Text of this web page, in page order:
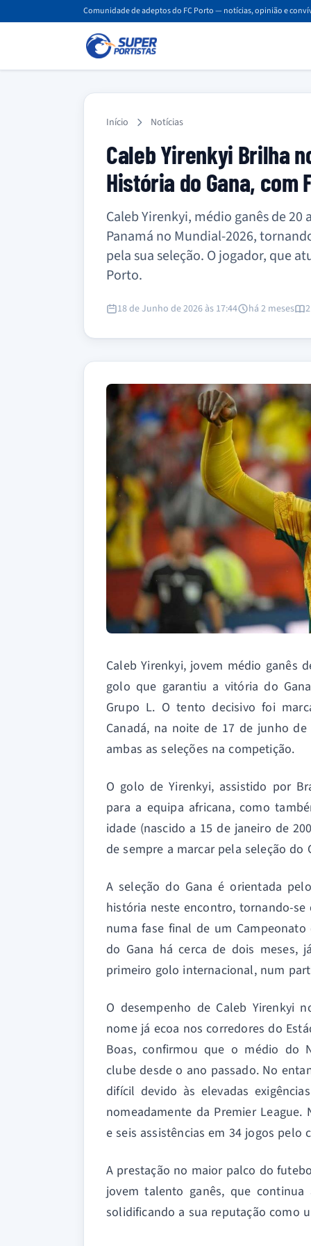
Comunidade de adeptos do FC Porto — notícias, opinião e
Início Notícias
Caleb Yirenkyi Brilha
História do Gana, com
Caleb Yirenkyi, médio ganês de
Panamá no Mundial-2026,
pela sua seleção. O jogador, que
Porto.
18 de Junho de 2026 às 17:44 há 2 meses
Caleb Yirenkyi, jovem médio ganês
golo que garantiu a vitória do
Grupo L. O tento decisivo foi
Canadá, na noite de 17 de junho
ambas as seleções na competição.
O golo de Yirenkyi, assistido por
para a equipa africana, como
idade (nascido a 15 de janeiro de
de sempre a marcar pela seleção do
A seleção do Gana é orientada
história neste encontro, tornando-
numa fase final de um
do Gana há cerca de dois meses,
primeiro golo internacional, num
O desempenho de Caleb Yirenkyi
nome já ecoa nos corredores do
Boas, confirmou que o médio do
clube desde o ano passado. No
difícil devido às elevadas
nomeadamente da Premier
e seis assistências em 34 jogos pelo
A prestação no maior palco do
jovem talento ganês, que
solidificando a sua reputação como